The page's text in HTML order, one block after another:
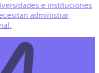
e instituciones
administrar